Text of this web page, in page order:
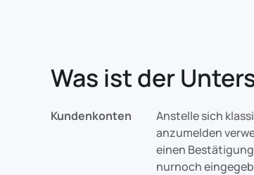
Was ist der
Kundenkonten
Anstelle sich
anzumelden
einen
nurnoch